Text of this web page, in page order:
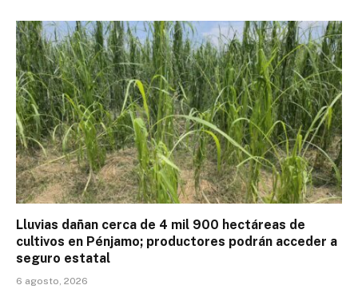
Lluvias dañan cerca de 4 mil 900 hectáreas de
cultivos en Pénjamo; productores podrán acceder a
seguro estatal
6 agosto, 2026